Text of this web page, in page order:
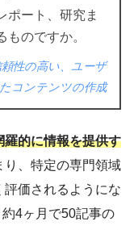
ポート、研究ま
のですか。
性の高い、ユーザ
コンテンツの作成
羅的に情報を提供す
り、特定の専門領域
価されるようにな
4ヶ月で50記事の